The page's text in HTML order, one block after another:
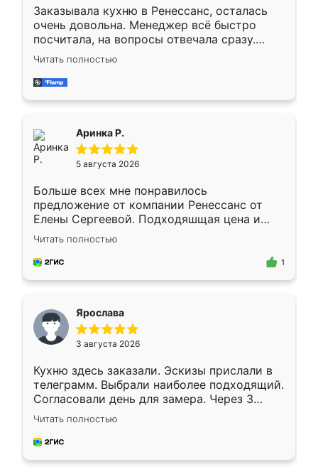
Заказывала кухню в Ренессанс, осталась
очень довольна. Менеджер всё быстро
посчитала, на вопросы отвечала сразу.
Замерщик приехал в субботу, подошёл к
делу со всей ответственностью. Собрали
за день, ребята работали аккуратно, даже
Читать полностью
Аринка Р.
5 августа 2026
Больше всех мне понравилось
предложение от компании Ренессанс от
Елены Сергеевой. Подходяшщая цена и
короткие сроки изготовления. Приехавший
для замера сотрудник Владислав
предложил по моему эскизу самый
Читать полностью
1
Ярослава
3 августа 2026
Кухню здесь заказали. Эскизы прислали в
телеграмм. Выбрали наиболее подходящий.
Согласовали день для замера. Через 3
недели кухня была уже готова. Остались
довольны работой. Спасибо Ренессанс
мебель за качественную работу!
Читать полностью